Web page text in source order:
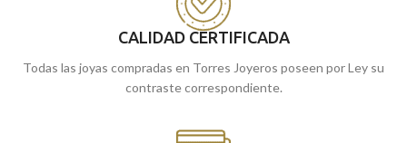
CALIDAD CERTIFICADA
Todas las joyas compradas en Torres Joyeros poseen por Ley su
contraste correspondiente.